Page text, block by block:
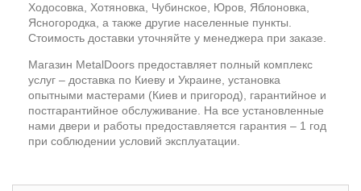
Ходосовка, Хотяновка, Чубинское, Юров, Яблоновка,
Ясногородка, а также другие населенные пункты.
Стоимость доставки уточняйте у менеджера при заказе.
Магазин MetalDoors предоставляет полный комплекс
услуг – доставка по Киеву и Украине, установка
опытными мастерами (Киев и пригород), гарантийное и
постгарантийное обслуживание. На все установленные
нами двери и работы предоставляется гарантия – 1 год
при соблюдении условий эксплуатации.